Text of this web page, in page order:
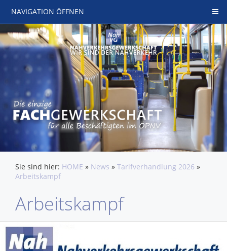
NAVIGATION ÖFFNEN
Sie sind hier: HOME » News » Tarifverhandlung 2026 »
Arbeitskampf
Arbeitskampf